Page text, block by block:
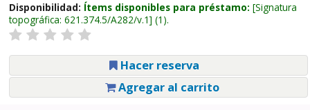
Disponibilidad: Ítems disponibles para préstamo: Signatura
topográfica: 621.374.5/A282/v.1 (1).
Hacer reserva
Agregar al carrito